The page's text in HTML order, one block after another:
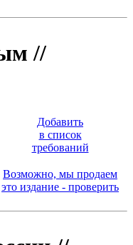
//
Добавить
в список
требований
Возможно, мы продаем
это издание - проверить